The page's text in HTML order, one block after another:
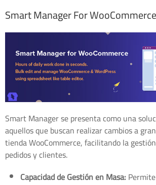
Smart Manager For WooCommerce
Smart Manager se presenta como una
aquellos que buscan realizar cambios a
tienda WooCommerce, facilitando la
pedidos y clientes.
Capacidad de Gestión en Masa: